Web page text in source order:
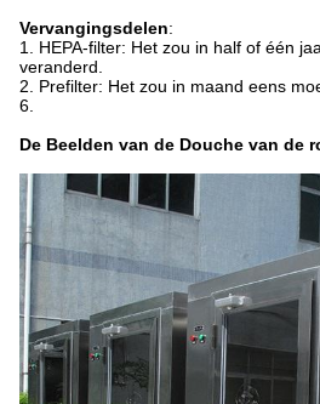
Vervangingsdelen:
1. HEPA-filter: Het zou in half of één
veranderd.
2. Prefilter: Het zou in maand eens
6.
De Beelden van de Douche van de